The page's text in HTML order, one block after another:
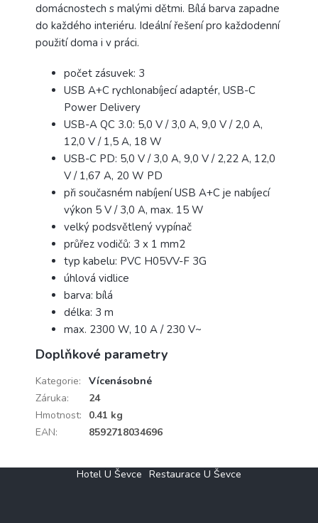
domácnostech s malými dětmi. Bílá barva zapadne
do každého interiéru. Ideální řešení pro každodenní
použití doma i v práci.
počet zásuvek: 3
USB A+C rychlonabíjecí adaptér, USB-C
Power Delivery
USB-A QC 3.0: 5,0 V / 3,0 A, 9,0 V / 2,0 A,
12,0 V / 1,5 A, 18 W
USB-C PD: 5,0 V / 3,0 A, 9,0 V / 2,22 A, 12,0
V / 1,67 A, 20 W PD
při současném nabíjení USB A+C je nabíjecí
výkon 5 V / 3,0 A, max. 15 W
velký podsvětlený vypínač
průřez vodičů: 3 x 1 mm2
typ kabelu: PVC H05VV-F 3G
úhlová vidlice
barva: bílá
délka: 3 m
max. 2300 W, 10 A / 230 V~
Doplňkové parametry
Kategorie:
Vícenásobné
Záruka:
24
Hmotnost:
0.41 kg
EAN: 8592718034696
Hotel U Ševce Restaurace U Ševce